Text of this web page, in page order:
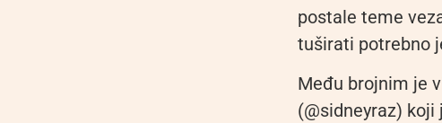
postale teme
tuširati potrebno
Među brojnim je
(@sidneyraz)